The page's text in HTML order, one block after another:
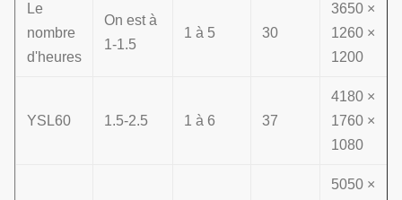
Le
nombre
d'heures
On est à
1-1.5
1 à 5 30
3650 ×
1260 ×
1200
YSL60 1.5-2.5 1 à 6 37
4180 ×
1760 ×
1080
5050 ×